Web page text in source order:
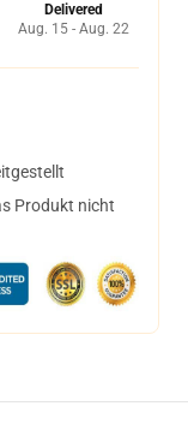
Delivered
Aug. 15 - Aug. 22
Produkt nicht